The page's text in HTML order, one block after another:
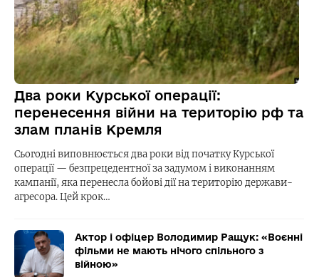
Два роки Курської операції:
перенесення війни на територію рф та
злам планів Кремля
Сьогодні виповнюється два роки від початку Курської
операції — безпрецедентної за задумом і виконанням
кампанії, яка перенесла бойові дії на територію держави-
агресора. Цей крок…
Актор і офіцер Володимир Ращук: «Воєнні
фільми не мають нічого спільного з
війною»